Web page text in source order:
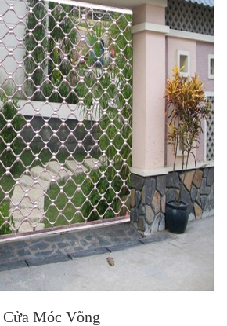
Cửa Móc Võng